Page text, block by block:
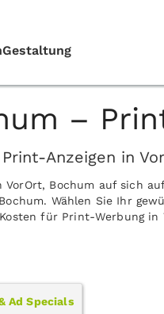
–
Anzeigen in
Bochum auf sich
Wählen Sie Ihr
für Print-Werbung
Ad Specials